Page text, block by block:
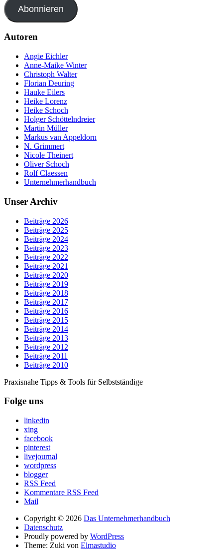
Abonnieren
Autoren
Angie Eichler
Anne-Maike Winter
Christoph Walter
Florian Deuring
Hauke Eilers
Heike Lorenz
Heike Schoch
Holger Schöttelndreier
Martin Müller
Markus van Appeldorn
N. Grimmert
Nicole Theinert
Oliver Schoch
Rolf Claessen
Unternehmerhandbuch
Unser Archiv
Beiträge 2026
Beiträge 2025
Beiträge 2024
Beiträge 2023
Beiträge 2022
Beiträge 2021
Beiträge 2020
Beiträge 2019
Beiträge 2018
Beiträge 2017
Beiträge 2016
Beiträge 2015
Beiträge 2014
Beiträge 2013
Beiträge 2012
Beiträge 2011
Beiträge 2010
Praxisnahe Tipps & Tools für Selbstständige
Folge uns
linkedin
xing
facebook
pinterest
livejournal
wordpress
blogger
RSS Feed
Kommentare RSS Feed
Mail
Copyright © 2026 Das Unternehmerhandbuch
Datenschutz
Proudly powered by WordPress
Theme: Zuki von Elmastudio